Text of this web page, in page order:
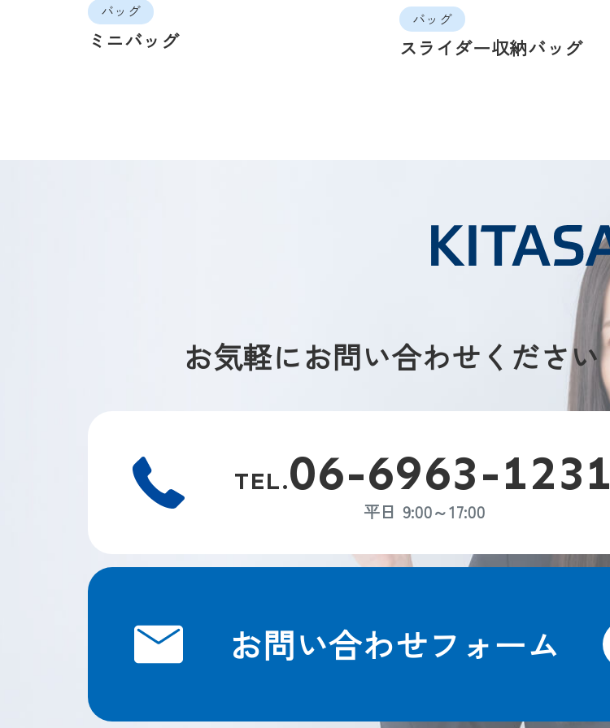
バッグ
ミニバッグ
バッグ
スライダー収納バッグ
お気軽にお問い合わせください
TEL.06-6963-1231
平日 9:00～17:00
お問い合わせフォーム